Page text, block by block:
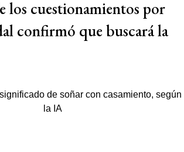
los cuestionamientos por
confirmó que buscará la